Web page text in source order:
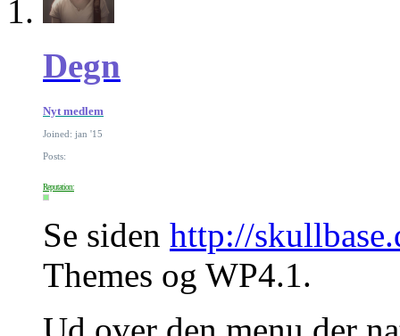
Degn
Nyt medlem
Joined: jan '15
Posts:
Reputation:
Se siden http://
Themes og WP4.1.